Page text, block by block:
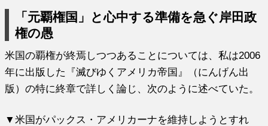
「元覇権国」と心中する準備を急ぐ岸田政
権の愚
米国の覇権が終焉しつつあることについては、私は2006
年に出版した『滅びゆくアメリカ帝国』（にんげん出
版）の特に終章で詳しく論じ、次のように述べていた。
▼米国がパックス・アメリカーナを維持しようとすれ